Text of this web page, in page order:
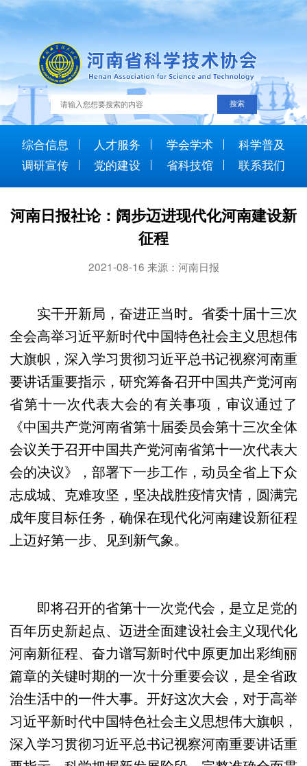
综合信息 人才服务 学会学术
科学普及
调研宣传
党的建设 省科技馆 联系我们
河南日报社论：阔步迈进现代化河南建设新
征程
2021-08-16 来源：河南日报
实干开新局，奋进正当时。省委十届十三次
全会高举习近平新时代中国特色社会主义思想伟
大旗帜，深入学习贯彻习近平总书记视察河南重
要讲话重要指示，研究筹备召开中国共产党河南
省第十一次代表大会的有关事项，审议通过了
《中国共产党河南省第十届委员会第十三次全体
会议关于召开中国共产党河南省第十一次代表大
会的决议》，部署下一步工作，动员全省上下众
志成城、克难攻坚，坚决战胜疫情灾情，圆满完
成年度目标任务，确保在现代化河南建设新征程
上迈好第一步、见到新气象。
即将召开的省第十一次党代会，是立足党的
百年历史新起点、迈进全面建设社会主义现代化
河南新征程、奋力谱写新时代中原更加出彩绚丽
篇章的关键时期的一次十分重要会议，是全省政
治生活中的一件大事。开好这次大会，对于高举
习近平新时代中国特色社会主义思想伟大旗帜，
深入学习贯彻习近平总书记视察河南重要讲话重